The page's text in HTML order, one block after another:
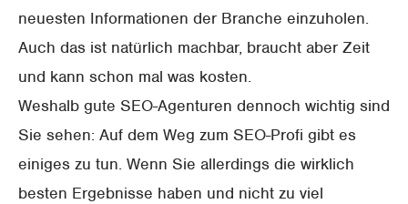
neuesten Informationen der Branche einzuholen.
Auch das ist natürlich machbar, braucht aber Zeit
und kann schon mal was kosten.
Weshalb gute SEO-Agenturen dennoch wichtig sind
Sie sehen: Auf dem Weg zum SEO-Profi gibt es
einiges zu tun. Wenn Sie allerdings die wirklich
besten Ergebnisse haben und nicht zu viel